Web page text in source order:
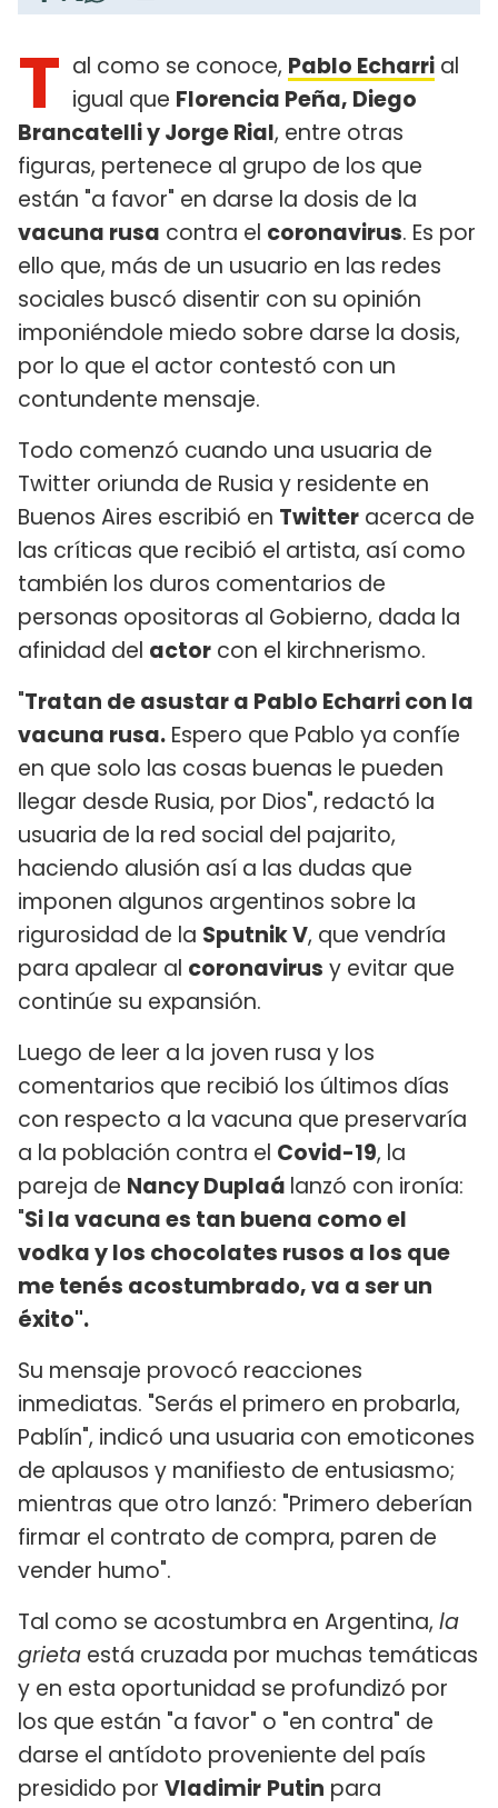
T al como se conoce, Pablo Echarri al
igual que Florencia Peña, Diego
Brancatelli y Jorge Rial, entre otras
figuras, pertenece al grupo de los que
están "a favor" en darse la dosis de la
vacuna rusa contra el coronavirus. Es por
ello que, más de un usuario en las redes
sociales buscó disentir con su opinión
imponiéndole miedo sobre darse la dosis,
por lo que el actor contestó con un
contundente mensaje.
Todo comenzó cuando una usuaria de
Twitter oriunda de Rusia y residente en
Buenos Aires escribió en Twitter acerca de
las críticas que recibió el artista, así como
también los duros comentarios de
personas opositoras al Gobierno, dada la
afinidad del actor con el kirchnerismo.
"Tratan de asustar a Pablo Echarri con la
vacuna rusa. Espero que Pablo ya confíe
en que solo las cosas buenas le pueden
llegar desde Rusia, por Dios", redactó la
usuaria de la red social del pajarito,
haciendo alusión así a las dudas que
imponen algunos argentinos sobre la
rigurosidad de la Sputnik V, que vendría
para apalear al coronavirus y evitar que
continúe su expansión.
Luego de leer a la joven rusa y los
comentarios que recibió los últimos días
con respecto a la vacuna que preservaría
a la población contra el Covid-19, la
pareja de Nancy Duplaá lanzó con ironía:
"Si la vacuna es tan buena como el
vodka y los chocolates rusos a los que
me tenés acostumbrado, va a ser un
éxito".
Su mensaje provocó reacciones
inmediatas. "Serás el primero en probarla,
Pablín", indicó una usuaria con emoticones
de aplausos y manifiesto de entusiasmo;
mientras que otro lanzó: "Primero deberían
firmar el contrato de compra, paren de
vender humo".
Tal como se acostumbra en Argentina, la
grieta está cruzada por muchas temáticas
y en esta oportunidad se profundizó por
los que están "a favor" o "en contra" de
darse el antídoto proveniente del país
presidido por Vladimir Putin para